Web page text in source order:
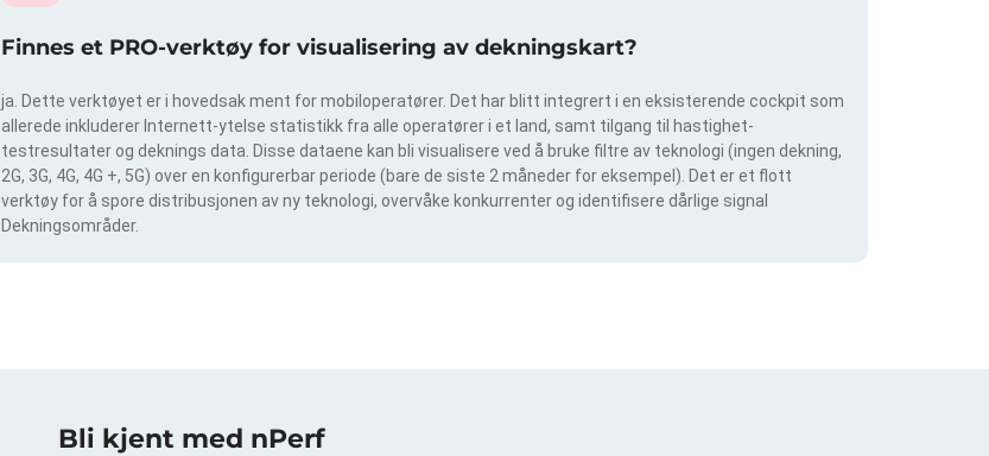
Finnes et PRO-verktøy for visualisering av dekningskart?
ja. Dette verktøyet er i hovedsak ment for mobiloperatører. Det har blitt integrert i en eksisterende cockpit som
allerede inkluderer Internett-ytelse statistikk fra alle operatører i et land, samt tilgang til hastighet-
testresultater og deknings data. Disse dataene kan bli visualisere ved å bruke filtre av teknologi (ingen dekning,
2G, 3G, 4G, 4G +, 5G) over en konfigurerbar periode (bare de siste 2 måneder for eksempel). Det er et flott
verktøy for å spore distribusjonen av ny teknologi, overvåke konkurrenter og identifisere dårlige signal
Dekningsområder.
Bli kjent med nPerf